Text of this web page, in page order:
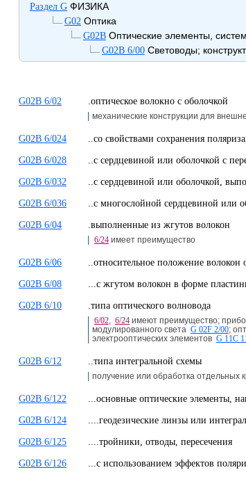
Раздел GФИЗИКА
G02 Оптика
G02BОптические элементы,
G02B 6/00Световоды;
G02B 6/02 .оптическое волокно с оболочкой
механические конструкции для
G02B 6/024 ..со свойствами сохранения
G02B 6/028 ..с сердцевиной или оболочкой с
G02B 6/032 ..с сердцевиной или оболочкой,
G02B 6/036 ..с многослойной сердцевиной или
G02B 6/04 .выполненные из жгутов волокон
6/24имеет преимущество
G02B 6/06 ..относительное положение
G02B 6/08 ...с жгутом волокон в форме
G02B 6/10 .типа оптического волновода
6/02, 6/24имеют преимущество;
модулированного света G 02F 2/00;
электрооптических элементов G 11C
G02B 6/12 ..типа интегральной схемы
получение или обработка отдельных
G02B 6/122 ...основные оптические элементы,
G02B 6/124 ....геодезические линзы или
G02B 6/125 ....тройники, отводы, пересечения
G02B 6/126 ...с использованием эффектов